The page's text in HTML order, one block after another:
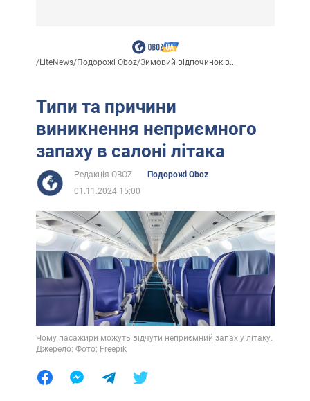
/LiteNews/Подорожі Oboz/Зимовий відпочинок в...
Типи та причини
виникнення неприємного
запаху в салоні літака
Редакція OBOZ
Подорожі Oboz
01.11.2024 15:00
Чому пасажири можуть відчути неприємний запах у літаку.
Джерело: Фото: Freepik